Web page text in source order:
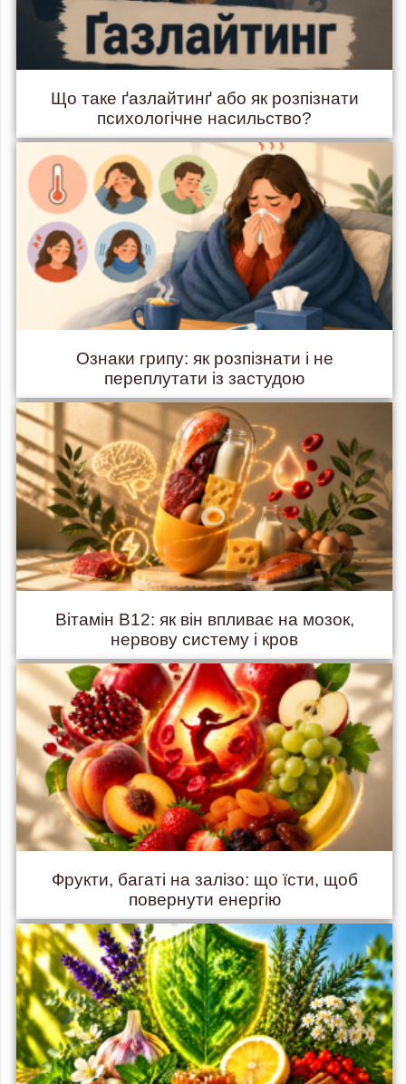
Що таке ґазлайтинґ або як розпізнати
психологічне насильство?
Ознаки грипу: як розпізнати і не
переплутати із застудою
Вітамін B12: як він впливає на мозок,
нервову систему і кров
Фрукти, багаті на залізо: що їсти, щоб
повернути енергію